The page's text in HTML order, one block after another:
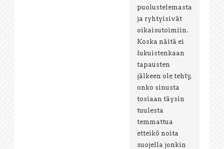
puolustelemasta
ja ryhtyisivät
oikaisutoimiin.
Koska näitä ei
lukuistenkaan
tapausten
jälkeen ole tehty,
onko sinusta
tosiaan täysin
tuulesta
temmattua
etteikö noita
suojella jonkin